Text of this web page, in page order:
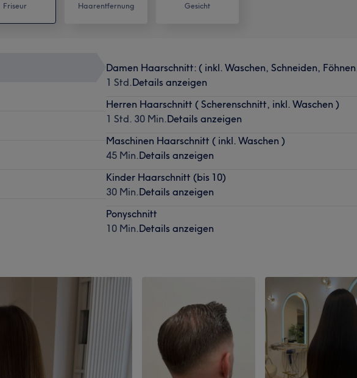
Friseur Haarentfernung Gesicht
Damen Haarschnitt: ( inkl. Waschen, Schneiden,
1 Std.Details anzeigen
Herren Haarschnitt ( Scherenschnitt, inkl. Waschen )
1 Std. 30 Min.Details anzeigen
Maschinen Haarschnitt ( inkl. Waschen )
45 Min.Details anzeigen
Kinder Haarschnitt (bis 10)
30 Min.Details anzeigen
Ponyschnitt
10 Min.Details anzeigen